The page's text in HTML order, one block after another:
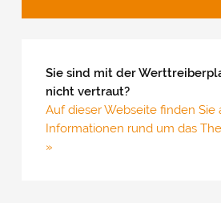
Sie sind mit der
nicht vertraut?
Auf dieser Webseite finden Sie
Informationen rund um das
»